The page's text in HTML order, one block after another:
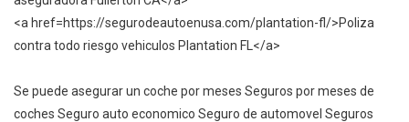
<a href=https://segurodeautoenusa.com/plantation-fl/>Poliza
contra todo riesgo vehiculos Plantation FL</a>
Se puede asegurar un coche por meses Seguros por meses de
coches Seguro auto economico Seguro de automovel Seguros